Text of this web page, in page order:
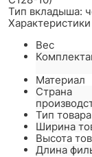
Тип вкладыша:
Характеристики
Вес
Материал
Страна
Тип товара
Ширина
Высота
Длина